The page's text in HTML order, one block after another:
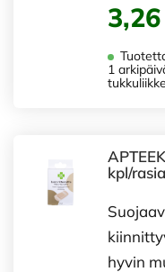
1
kpl/rasia
hyvin